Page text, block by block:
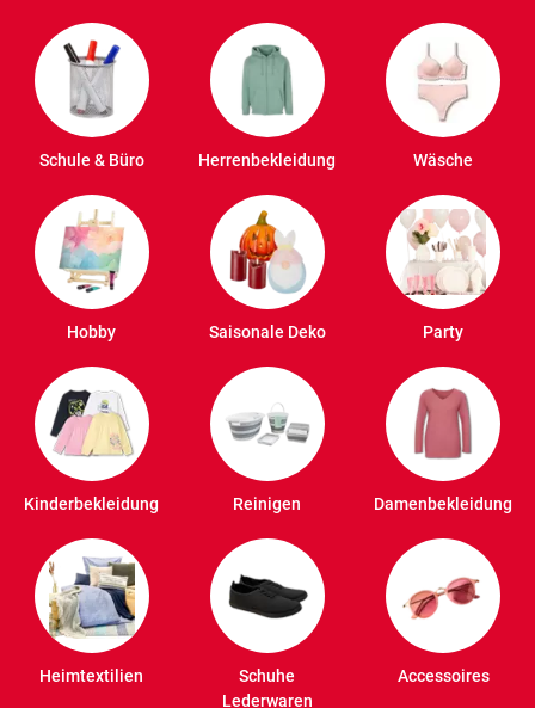
Schule & Büro Herrenbekleidung Wäsche
Hobby Saisonale Deko Party
Kinderbekleidung Reinigen Damenbekleidung
Heimtextilien
Schuhe
Lederwaren
Accessoires